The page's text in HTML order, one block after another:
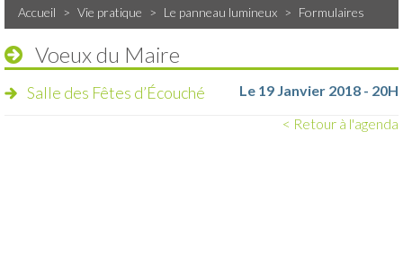
Accueil > Vie pratique > Le panneau lumineux > Formulaires
Voeux du Maire
Salle des Fêtes d’Écouché
Le 19 Janvier 2018 - 20H
< Retour à l'agenda